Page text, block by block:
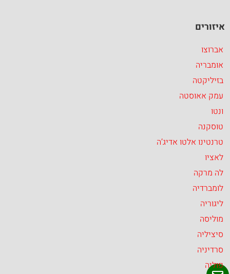
איזורים
אברוצו
אומבריה
בזיליקטה
עמק אאוסטה
ונטו
טוסקנה
טרנטינו אלטו אדיג’ה
לאציו
לה מרקה
לומברדיה
ליגוריה
מוליסה
סיציליה
סרדיניה
פוליה